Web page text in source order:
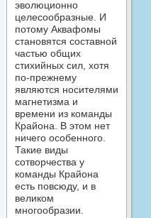
эволюционно
целесообразные. И
потому Аквафомы
становятся составной
частью общих
стихийных сил, хотя
по-прежнему
являются носителями
магнетизма и
времени из команды
Крайона. В этом нет
ничего особенного.
Такие виды
сотворчества у
команды Крайона
есть повсюду, и в
великом
многообразии.